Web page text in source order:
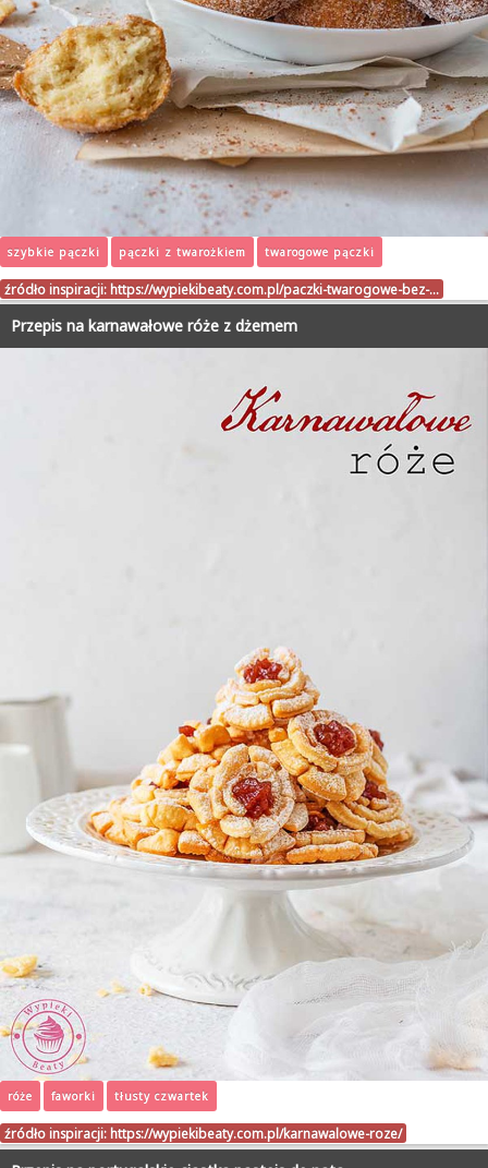
szybkie pączki pączki z twarożkiem twarogowe pączki
źródło inspiracji: https://wypiekibeaty.com.pl/paczki-twarogowe-bez-…
Przepis na karnawałowe róże z dżemem
róże faworki tłusty czwartek
źródło inspiracji: https://wypiekibeaty.com.pl/karnawalowe-roze/